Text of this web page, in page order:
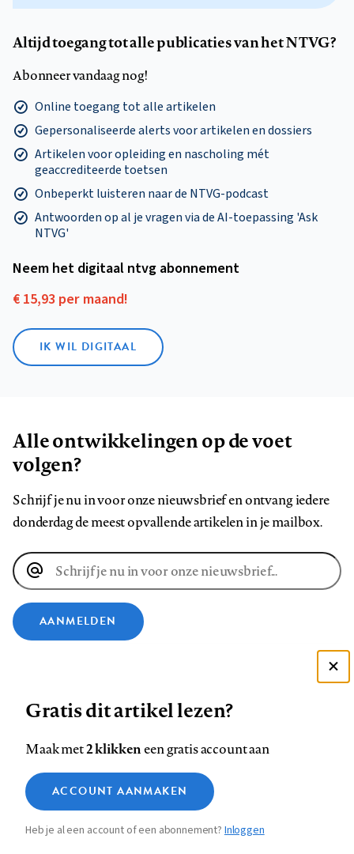
Altijd toegang tot alle publicaties van het NTVG?
Abonneer vandaag nog!
Online toegang tot alle artikelen
Gepersonaliseerde alerts voor artikelen en dossiers
Artikelen voor opleiding en nascholing mét
geaccrediteerde toetsen
Onbeperkt luisteren naar de NTVG-podcast
Antwoorden op al je vragen via de AI-toepassing 'Ask
NTVG'
Neem het digitaal ntvg abonnement
€ 15,93 per maand!
IK WIL DIGITAAL
Alle ontwikkelingen op de voet
volgen?
Schrijf je nu in voor onze nieuwsbrief en ontvang iedere
donderdag de meest opvallende artikelen in je mailbox.
E-
mailadres
AANMELDEN
ons
op
Facebook
ons
op
LinkedIn
ons
op
Bluesky
ons
op
Instagram
ons
op
YouTube
ons
Footer
navigation
Contact Colofon Disclaimer Privacy
Medische vragen verdienen
betrouwbare antwoorden
Gratis dit artikel lezen?
Maak met2 klikkeneen gratis account aan
ACCOUNT AANMAKEN
Heb je al een account of een abonnement?Inloggen
Zie onze cookie policy
Analytische cookies
Marketing cookies